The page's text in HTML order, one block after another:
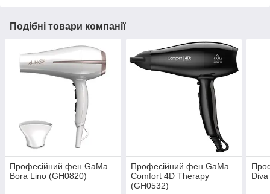
Подібні товари компанії
Професійний фен GaMa
Bora Lino (GH0820)
Професійний фен GaMa
Comfort 4D Therapy
(GH0532)